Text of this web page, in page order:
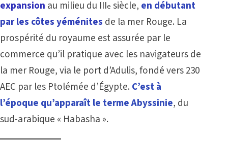
expansion au milieu du IIIe siècle, en débutant
par les côtes yéménites de la mer Rouge. La
prospérité du royaume est assurée par le
commerce qu’il pratique avec les navigateurs de
la mer Rouge, via le port d’Adulis, fondé vers 230
AEC par les Ptolémée d’Égypte. C’est à
l’époque qu’apparaît le terme Abyssinie, du
sud-arabique « Habasha ».